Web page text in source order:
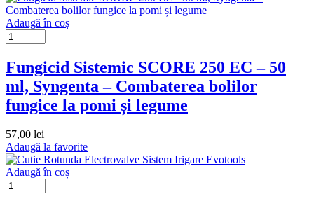
Adaugă în coș
Fungicid Sistemic SCORE 250 EC – 50
ml, Syngenta – Combaterea bolilor
fungice la pomi și legume
57,00 lei
Adaugă la favorite
Adaugă în coș